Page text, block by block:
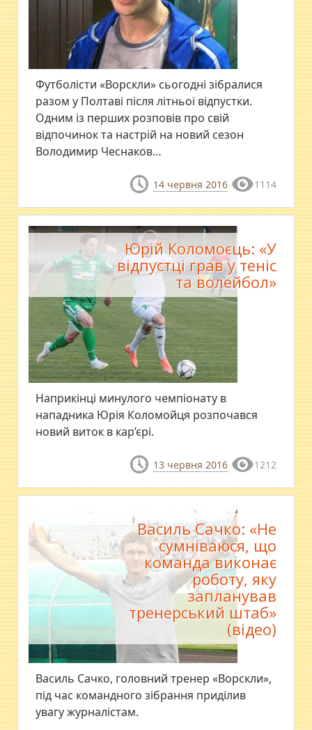
Футболісти «Ворскли» сьогодні зібралися
разом у Полтаві після літньої відпустки.
Одним із перших розповів про свій
відпочинок та настрій на новий сезон
Володимир Чеснаков…
14 червня 2016 1114
Юрій Коломоєць: «У
відпустці грав у теніс
та волейбол»
Наприкінці минулого чемпіонату в
нападника Юрія Коломойця розпочався
новий виток в кар’єрі.
13 червня 2016 1212
Василь Сачко: «Не
сумніваюся, що
команда виконає
роботу, яку
запланував
тренерський штаб»
(відео)
​Василь Сачко, головний тренер «Ворскли»,
під час командного зібрання приділив
увагу журналістам.